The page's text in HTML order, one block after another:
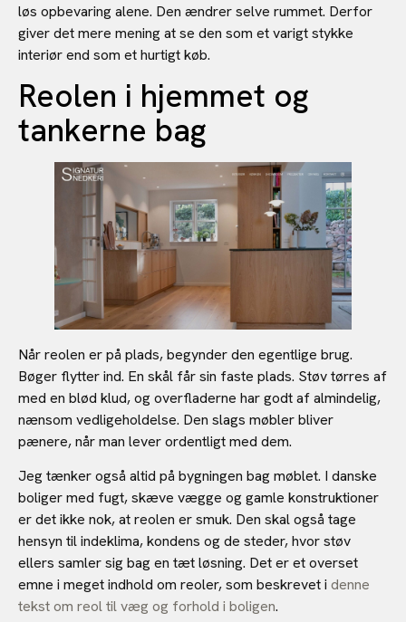
løs opbevaring alene. Den ændrer selve rummet. Derfor
giver det mere mening at se den som et varigt stykke
interiør end som et hurtigt køb.
Reolen i hjemmet og
tankerne bag
Når reolen er på plads, begynder den egentlige brug.
Bøger flytter ind. En skål får sin faste plads. Støv tørres af
med en blød klud, og overfladerne har godt af almindelig,
nænsom vedligeholdelse. Den slags møbler bliver
pænere, når man lever ordentligt med dem.
Jeg tænker også altid på bygningen bag møblet. I danske
boliger med fugt, skæve vægge og gamle konstruktioner
er det ikke nok, at reolen er smuk. Den skal også tage
hensyn til indeklima, kondens og de steder, hvor støv
ellers samler sig bag en tæt løsning. Det er et overset
emne i meget indhold om reoler, som beskrevet i denne
tekst om reol til væg og forhold i boligen.